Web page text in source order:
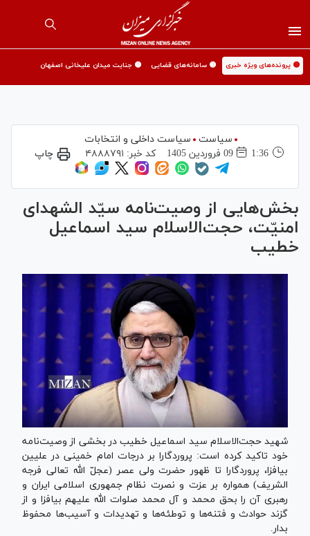
🟡 پرونده‌های ویژه خبری 🟡 سامانه‌های قضایی 🟡 جنایت میدان علیخانی اصفهان
سیاست
سیاست داخلی و انتخابات
1:36
09 فروردين 1405 کد خبر: ۴۸۸۸۷۹۱ چاپ
بخش‌هایی از وصیت‌نامه سیّد الشهدای
امنیّت، حجت‌الاسلام سید اسماعیل
خطیب
شهید حجت‌الاسلام سید اسماعیل خطیب در بخشی از وصیت‌نامه
خود تاکید کرده است: پروردگارا بر درجات امام خمینی در علیین
بیافزا، پروردگارا تا ظهور حضرت ولی عصر (عجلّ الله تعالی فرجه
الشریف) همواره بر عزت و نصرت نظام جمهوری اسلامی ایران و
رهبری آن را بحق محمد و آل محمد صلوات الله علیهم بیافزا و از
گزند حوادث و فتنه‌ها و توطئه‌ها و تهدیدات و آسیب‌ها محفوظ
بدار.